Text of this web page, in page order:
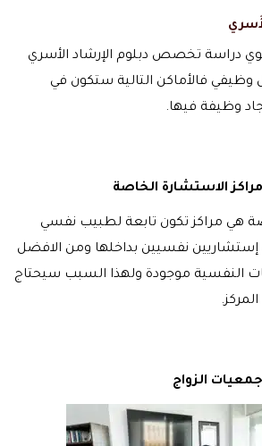
دراسة تخصص دبلوم الإرشاد الأسري
فالأماكن التالية ستكون في
وظيفة فيها.
الاستشارة الخاصة
هي مراكز تكون تابعة لطبيب نفسي
نفسيين بداخلها ومن الافضل
النفسية موجودة ولهذا السبب سيحتاج
الزواج